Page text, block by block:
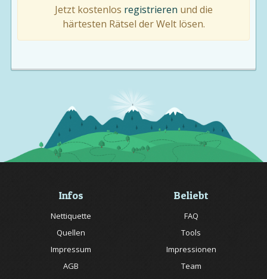
Jetzt kostenlos registrieren und die
härtesten Rätsel der Welt lösen.
Infos
Nettiquette
Quellen
Impressum
AGB
Beliebt
FAQ
Tools
Impressionen
Team